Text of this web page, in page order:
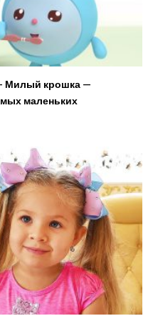
Милый крошка —
маленьких